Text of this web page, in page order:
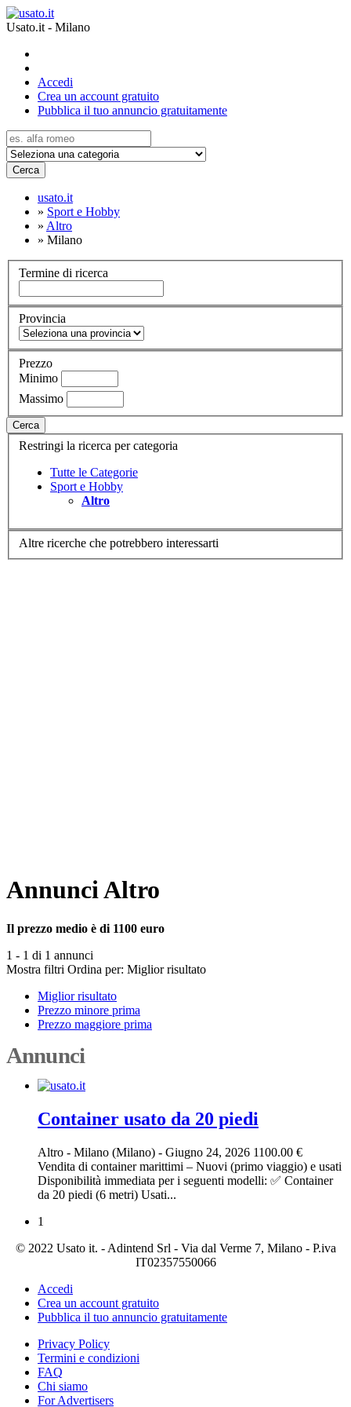
Usato.it - Milano
Accedi
Crea un account gratuito
Pubblica il tuo annuncio gratuitamente
Cerca
usato.it
» Sport e Hobby
» Altro
» Milano
Termine di ricerca
Provincia
Prezzo
Minimo
Massimo
Cerca
Restringi la ricerca per categoria
Tutte le Categorie
Sport e Hobby
Altro
Altre ricerche che potrebbero interessarti
Annunci Altro
Il prezzo medio è di 1100 euro
1 - 1 di 1 annunci
Mostra filtri Ordina per: Miglior risultato
Miglior risultato
Prezzo minore prima
Prezzo maggiore prima
Annunci
Container usato da 20 piedi
Altro - Milano (Milano) - Giugno 24, 2026 1100.00 €
Vendita di container marittimi – Nuovi (primo viaggio) e usati
Disponibilità immediata per i seguenti modelli: ✅ Container
da 20 piedi (6 metri) Usati...
1
© 2022 Usato it. - Adintend Srl - Via dal Verme 7, Milano - P.iva
IT02357550066
Accedi
Crea un account gratuito
Pubblica il tuo annuncio gratuitamente
Privacy Policy
Termini e condizioni
FAQ
Chi siamo
For Advertisers